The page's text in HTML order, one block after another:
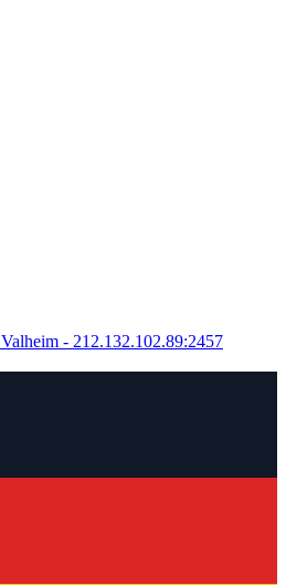
Valheim - 212.132.102.89:2457